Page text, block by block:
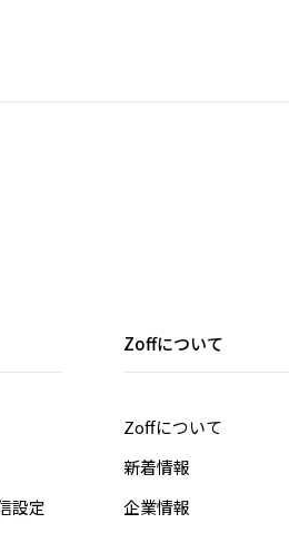
設定
Zoffについて
Zoffについて
新着情報
企業情報